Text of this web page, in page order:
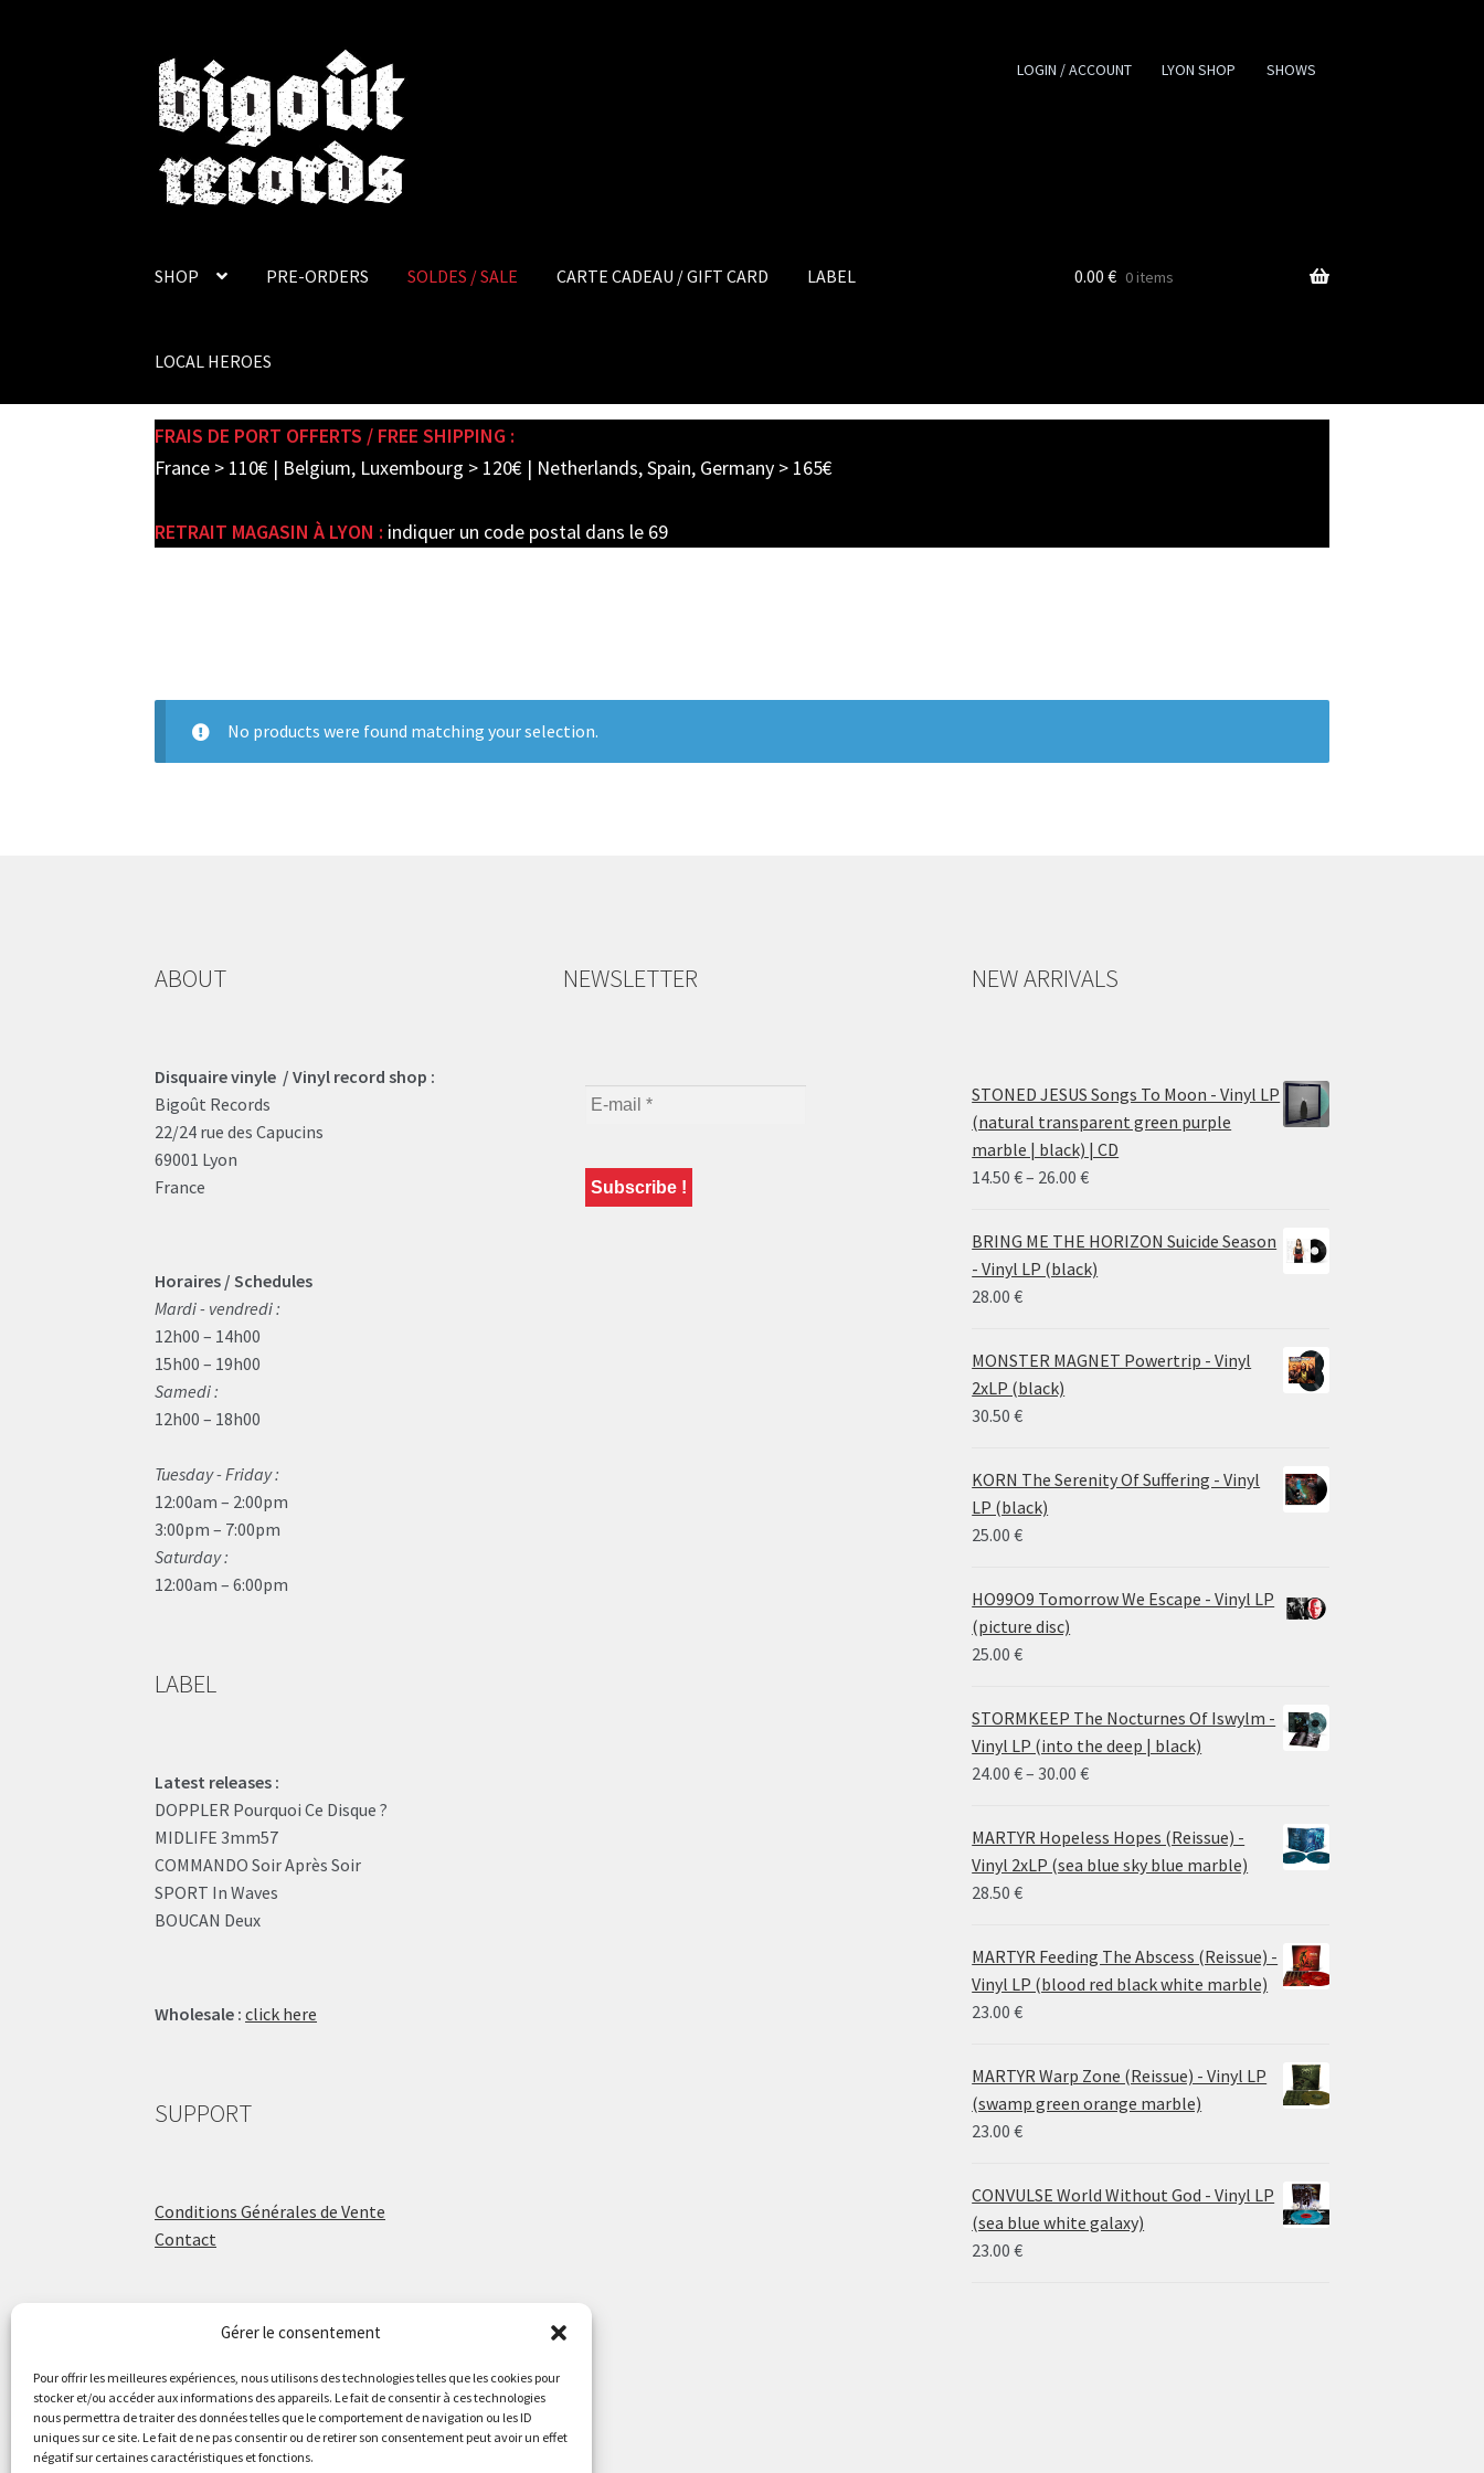
Gérer le consentement
Pour offrir les meilleures expériences, nous utilisons des technologies telles que les cookies pour
stocker et/ou accéder aux informations des appareils. Le fait de consentir à ces technologies
nous permettra de traiter des données telles que le comportement de navigation ou les ID
uniques sur ce site. Le fait de ne pas consentir ou de retirer son consentement peut avoir un effet
négatif sur certaines caractéristiques et fonctions.
Skip
to
navigation
Skip
to
content
LOGIN / ACCOUNT LYON SHOP SHOWS
SHOP PRE-ORDERS SOLDES / SALE CARTE CADEAU / GIFT CARD LABEL
LOCAL HEROES
0.00 € 0 items
FRAIS DE PORT OFFERTS / FREE SHIPPING :
France > 110€ | Belgium, Luxembourg > 120€ | Netherlands, Spain, Germany > 165€
RETRAIT MAGASIN À LYON : indiquer un code postal dans le 69
No products were found matching your selection.
ABOUT
Disquaire vinyle / Vinyl record shop :
Bigoût Records
22/24 rue des Capucins
69001 Lyon
France
Horaires / Schedules
Mardi - vendredi :
12h00 – 14h00
15h00 – 19h00
Samedi :
12h00 – 18h00
Tuesday - Friday :
12:00am – 2:00pm
3:00pm – 7:00pm
Saturday :
12:00am – 6:00pm
LABEL
Latest releases :
DOPPLER Pourquoi Ce Disque ?
MIDLIFE 3mm57
COMMANDO Soir Après Soir
SPORT In Waves
BOUCAN Deux
Wholesale : click here
SUPPORT
Conditions Générales de Vente
Contact
ÉCOLE DE BATTERIE
Raphaël Aboulker
raphaelaboulker.com
NEWSLETTER NEW ARRIVALS
STONED JESUS Songs To Moon - Vinyl LP
(natural transparent green purple
marble | black) | CD
14.50€– 26.00€Price
14.50 €
through
BRING ME THE HORIZON Suicide Season
- Vinyl LP (black)
28.00€
MONSTER MAGNET Powertrip - Vinyl
2xLP (black)
30.50€
KORN The Serenity Of Suffering - Vinyl
LP (black)
25.00€
HO99O9 Tomorrow We Escape - Vinyl LP
(picture disc)
25.00€
STORMKEEP The Nocturnes Of Iswylm -
Vinyl LP (into the deep | black)
24.00€– 30.00€Price
24.00 €
through
MARTYR Hopeless Hopes (Reissue) -
Vinyl 2xLP (sea blue sky blue marble)
28.50€
MARTYR Feeding The Abscess (Reissue) -
Vinyl LP (blood red black white marble)
23.00€
MARTYR Warp Zone (Reissue) - Vinyl LP
(swamp green orange marble)
23.00€
CONVULSE World Without God - Vinyl LP
(sea blue white galaxy)
23.00€